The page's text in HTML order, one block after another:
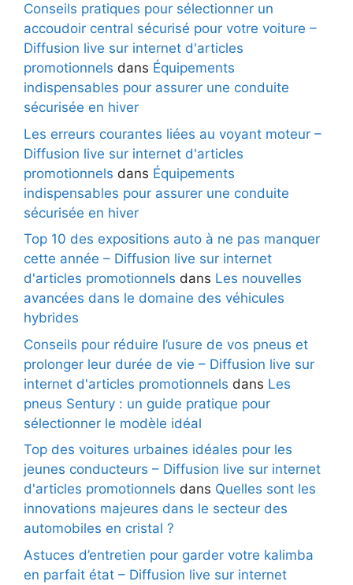
Conseils pratiques pour sélectionner un
accoudoir central sécurisé pour votre voiture –
Diffusion live sur internet d'articles
promotionnels dans Équipements
indispensables pour assurer une conduite
sécurisée en hiver
Les erreurs courantes liées au voyant moteur –
Diffusion live sur internet d'articles
promotionnels dans Équipements
indispensables pour assurer une conduite
sécurisée en hiver
Top 10 des expositions auto à ne pas manquer
cette année – Diffusion live sur internet
d'articles promotionnels dans Les nouvelles
avancées dans le domaine des véhicules
hybrides
Conseils pour réduire l’usure de vos pneus et
prolonger leur durée de vie – Diffusion live sur
internet d'articles promotionnels dans Les
pneus Sentury : un guide pratique pour
sélectionner le modèle idéal
Top des voitures urbaines idéales pour les
jeunes conducteurs – Diffusion live sur internet
d'articles promotionnels dans Quelles sont les
innovations majeures dans le secteur des
automobiles en cristal ?
Astuces d’entretien pour garder votre kalimba
en parfait état – Diffusion live sur internet